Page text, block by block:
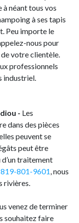
néant tous vos
à ses tapis
Peu importe le
nous pour
votre clientèle.
professionnels
industriel.
- Les
dans des pièces
peuvent se
peut être
traitement
819-801-9601 , nous
rivières.
venez de terminer
souhaitez faire